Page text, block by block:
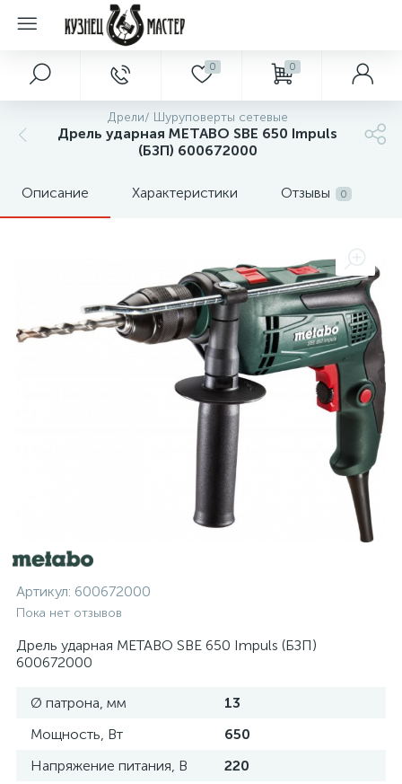
0 0
Дрели/ Шуруповерты сетевые
Дрель ударная METABO SBE 650 Impuls
(БЗП) 600672000
Описание Характеристики Отзывы 0
Артикул: 600672000
Пока нет отзывов
Дрель ударная METABO SBE 650 Impuls (БЗП)
600672000
Ø патрона, мм
13
Мощность, Вт
650
Напряжение питания, В
220